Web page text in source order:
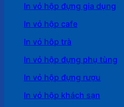
In vỏ hộp đựng gia dụng
In vỏ hộp cafe
In vỏ hôp trà
In vỏ hộp đựng phụ tùng
In vỏ hộp đựng rượu
In vỏ hộp khách sạn